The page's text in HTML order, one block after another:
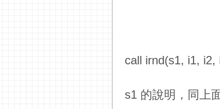
call irnd(s1, i1, i2,
s1 的說明，同上